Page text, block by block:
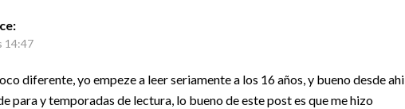
14:47
diferente, yo empeze a leer seriamente a los 16 años, y bueno desde ahi
para y temporadas de lectura, lo bueno de este post es que me hizo